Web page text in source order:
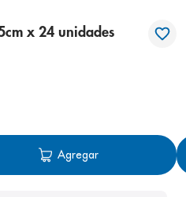
x 24 unidades
Agregar